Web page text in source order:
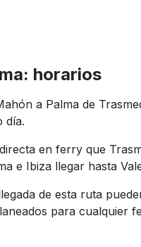
horarios
a Palma de
día.
en ferry que
e Ibiza llegar hasta
de esta ruta
para cualquier